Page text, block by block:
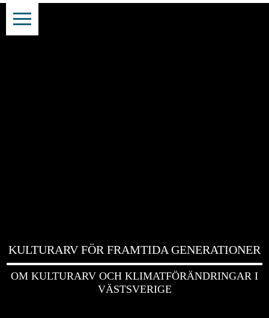
KULTURARV FÖR FRAMTIDA GENERATIONER
OM KULTURARV OCH KLIMATFÖRÄNDRINGAR I
VÄSTSVERIGE